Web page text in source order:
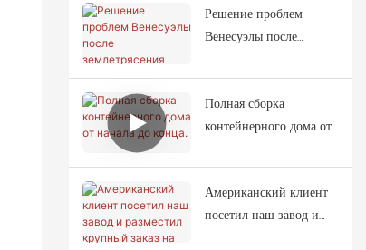
выставке декоративно-
прикладного
Решение проблем
Венесуэлы после
Полная сборка
контейнерного дома от
Американский клиент
посетил наш завод и